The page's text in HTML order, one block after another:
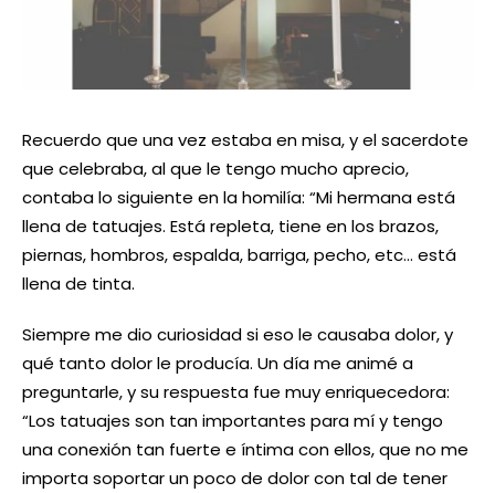
Recuerdo que una vez estaba en misa, y el sacerdote
que celebraba, al que le tengo mucho aprecio,
contaba lo siguiente en la homilía: “Mi hermana está
llena de tatuajes. Está repleta, tiene en los brazos,
piernas, hombros, espalda, barriga, pecho, etc… está
llena de tinta.
Siempre me dio curiosidad si eso le causaba dolor, y
qué tanto dolor le producía. Un día me animé a
preguntarle, y su respuesta fue muy enriquecedora:
“Los tatuajes son tan importantes para mí y tengo
una conexión tan fuerte e íntima con ellos, que no me
importa soportar un poco de dolor con tal de tener